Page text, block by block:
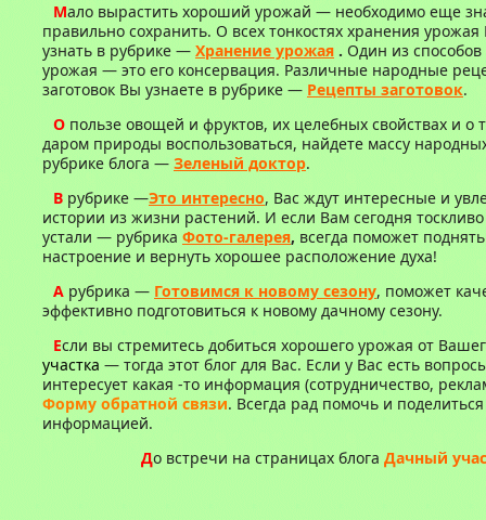
Мало вырастить хороший урожай — необходимо еще
правильно сохранить. О всех тонкостях хранения
узнать в рубрике — Хранение урожая . Один из
урожая — это его консервация. Различные народные
заготовок Вы узнаете в рубрике — Рецепты заготовок.
О пользе овощей и фруктов, их целебных свойствах и о
даром природы воспользоваться, найдете массу
рубрике блога — Зеленый доктор.
В рубрике —Это интересно, Вас ждут интересные и
истории из жизни растений. И если Вам сегодня
устали — рубрика Фото-галерея, всегда поможет
настроение и вернуть хорошее расположение духа!
А рубрика — Готовимся к новому сезону, поможет
эффективно подготовиться к новому дачному сезону.
Если вы стремитесь добиться хорошего урожая от
участка — тогда этот блог для Вас. Если у Вас есть
интересует какая -то информация (сотрудничество,
Форму обратной связи. Всегда рад помочь и
информацией.
До встречи на страницах блога Дачный